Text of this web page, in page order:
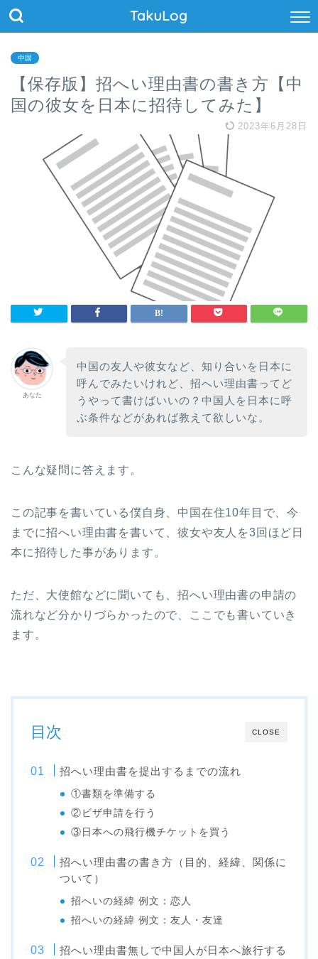
TakuLog
中国
【保存版】招へい理由書の書き方【中
国の彼女を日本に招待してみた】
2023年6月28日
あなた
中国の友人や彼女など、知り合いを日本に
呼んでみたいけれど、招へい理由書ってど
うやって書けばいいの？中国人を日本に呼
ぶ条件などがあれば教えて欲しいな。
こんな疑問に答えます。
この記事を書いている僕自身、中国在住10年目で、今
までに招へい理由書を書いて、彼女や友人を3回ほど日
本に招待した事があります。
ただ、大使館などに聞いても、招へい理由書の申請の
流れなど分かりづらかったので、ここでも書いていき
ます。
CLOSE
目次
招へい理由書を提出するまでの流れ
①書類を準備する
②ビザ申請を行う
③日本への飛行機チケットを買う
招へい理由書の書き方（目的、経緯、関係に
ついて）
招へいの経緯 例文：恋人
招へいの経緯 例文：友人・友達
招へい理由書無しで中国人が日本へ旅行する